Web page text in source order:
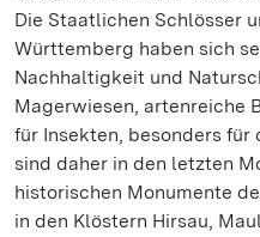
Die Staatlichen Schlösser
Württemberg haben sich
Nachhaltigkeit und
Magerwiesen, artenreiche
für Insekten, besonders
sind daher in den letzten
historischen Monumente
in den Klöstern Hirsau,